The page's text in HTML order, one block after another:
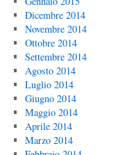
Dicembre 2014
Novembre 2014
Ottobre 2014
Settembre 2014
Agosto 2014
Luglio 2014
Giugno 2014
Maggio 2014
Aprile 2014
Marzo 2014